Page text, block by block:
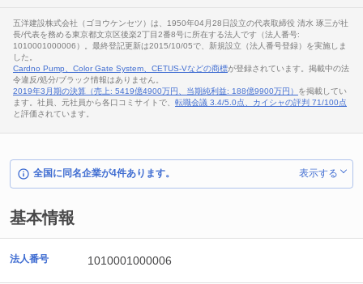
五洋建設株式会社（ゴヨウケンセツ）は、1950年04月28日設立の代表取締役 清水 琢三が社
長/代表を務める東京都文京区後楽2丁目2番8号に所在する法人です（法人番号:
1010001000006）。最終登記更新は2015/10/05で、新規設立（法人番号登録）を実施しま
した。
Cardno Pump、Color Gate System、CETUS-Vなどの商標が登録されています。掲載中の法
令違反/処分/ブラック情報はありません。
2019年3月期の決算（売上: 5419億4900万円、当期純利益: 188億9900万円） を掲載してい
ます。社員、元社員から各口コミサイトで、 転職会議 3.4/5.0点、カイシャの評判 71/100点
と評価されています。
全国に同名企業が4件あります。 表示する
基本情報
法人番号 1010001000006